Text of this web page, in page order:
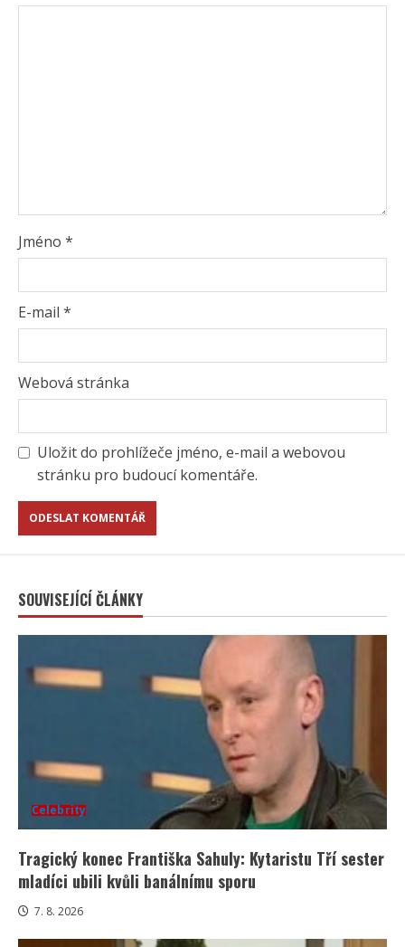
Jméno *
E-mail *
Webová stránka
Uložit do prohlížeče jméno, e-mail a webovou
stránku pro budoucí komentáře.
SOUVISEJÍCÍ ČLÁNKY
Celebrity
Tragický konec Františka Sahuly: Kytaristu Tří sester
mladíci ubili kvůli banálnímu sporu
7. 8. 2026